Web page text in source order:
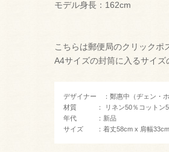
モデル身長：162cm
こちらは郵便局のクリック
A4サイズの封筒に入るサイ
デザイナー ：鄭惠中（ヂェン・ホ
材質 ： リネン50％コットン
年代 ：新品
サイズ ：着丈58cm x 肩幅33cm